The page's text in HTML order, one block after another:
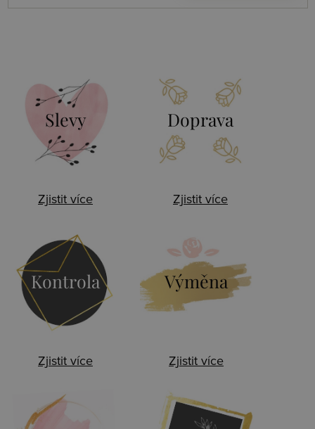
Slevy
Zjistit více
Doprava
Zjistit více
Kontrola
Zjistit více
Výměna
Zjistit více